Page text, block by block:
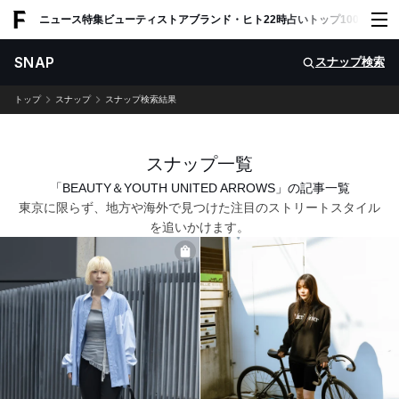
ニュース特集ビューティ ストアブランド・ヒト22時占い トップ100 スナッ
SNAP スナップ検索
トップ スナップ スナップ検索結果
スナップ一覧
「BEAUTY＆YOUTH UNITED ARROWS」の記事一覧
東京に限らず、地方や海外で見つけた注目のストリートスタイル
を追いかけます。